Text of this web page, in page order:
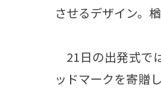
させるデザイン。
21日の出発式で
ッドマークを寄贈